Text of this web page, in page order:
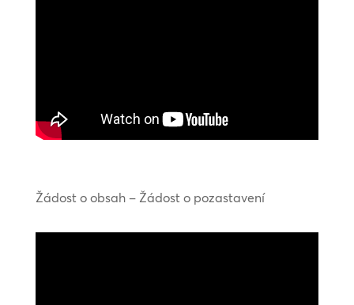
Žádost o obsah – Žádost o pozastavení